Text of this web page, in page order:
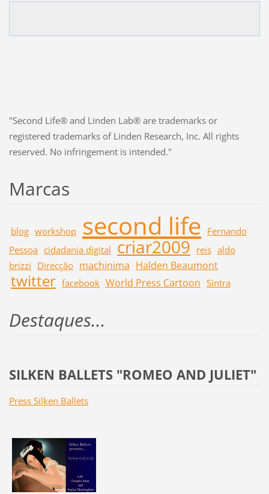
"Second Life® and Linden Lab® are trademarks or
registered trademarks of Linden Research, Inc. All rights
reserved. No infringement is intended."
Marcas
blog workshop second life Fernando
Pessoa cidadania digital criar2009 reis aldo
brizzi Direcção machinima Halden Beaumont
twitter facebook World Press Cartoon Sintra
Destaques...
SILKEN BALLETS "ROMEO AND JULIET"
Press Silken Ballets